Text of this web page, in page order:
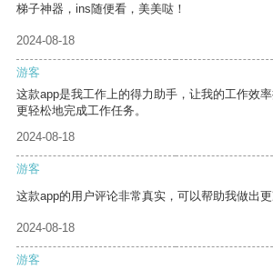
梯子神器，ins随便看，美美哒！
2024-08-18
游客
这款app是我工作上的得力助手，让我的工作效
更轻松地完成工作任务。
2024-08-18
游客
这款app的用户评论非常真实，可以帮助我做出更
2024-08-18
游客